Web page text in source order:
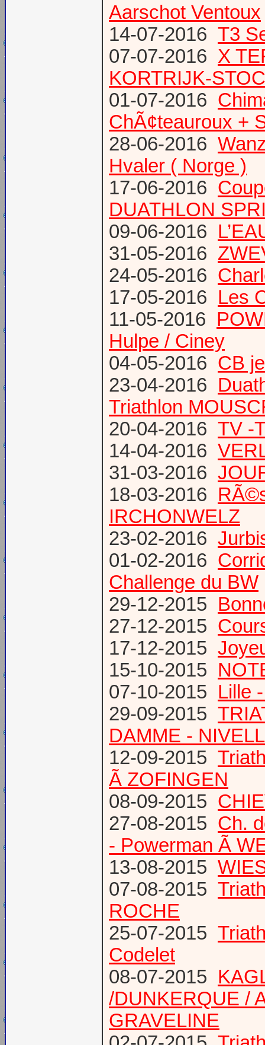
Aarschot Ventoux
14-07-2016 T3
07-07-2016 X
KORTRIJK-
01-07-2016
ChÃ¢teauroux +
28-06-2016
Hvaler ( Norge )
17-06-2016
DUATHLON
09-06-2016
31-05-2016
24-05-2016
17-05-2016 Les
11-05-2016
Hulpe / Ciney
04-05-2016 CB
23-04-2016
Triathlon
20-04-2016 TV -
14-04-2016
31-03-2016
18-03-2016
IRCHONWELZ
23-02-2016
01-02-2016
Challenge du BW
29-12-2015
27-12-2015
17-12-2015
15-10-2015
07-10-2015 Lille
29-09-2015
DAMME -
12-09-2015
Ã ZOFINGEN
08-09-2015
27-08-2015 Ch.
- Powerman Ã
13-08-2015
07-08-2015
ROCHE
25-07-2015
Codelet
08-07-2015
/DUNKERQUE /
GRAVELINE